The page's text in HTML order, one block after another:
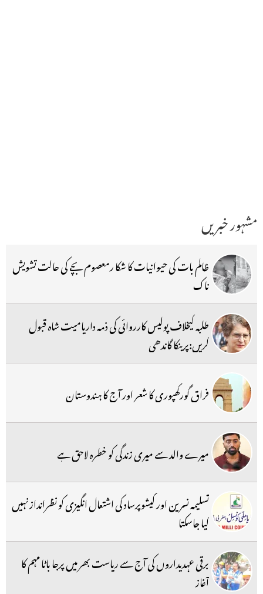
مشہور خبریں
ظالم بات کی حیوانیات کا شکا رمعصوم بچے کی حالت تشویش
ناک
طلبہ کیخلاف پولیس کارروائی کی ذمہ داریامیت شاہ قبول
کریں:پرینکا گاندھی
فراق گورکھپوری کا شعر اور آج کا ہندوستان
میرے والد سے میری زندگی کو خطرہ لاحق ہے
تسلیمہ نسرین اور کیشوپرساد کی اشتعال انگیزی کو نظرانداز نہیں
کیا جاسکتا
برقی عہدیداروں کی آج سے ریاست بھر میں پرجا باٹا مہم کا
آغاز